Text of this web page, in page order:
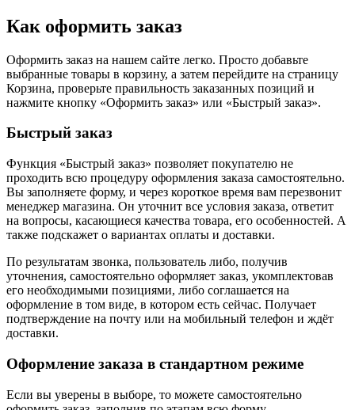
Как оформить заказ
Оформить заказ на нашем сайте легко. Просто добавьте
выбранные товары в корзину, а затем перейдите на страницу
Корзина, проверьте правильность заказанных позиций и
нажмите кнопку «Оформить заказ» или «Быстрый заказ».
Быстрый заказ
Функция «Быстрый заказ» позволяет покупателю не
проходить всю процедуру оформления заказа самостоятельно.
Вы заполняете форму, и через короткое время вам перезвонит
менеджер магазина. Он уточнит все условия заказа, ответит
на вопросы, касающиеся качества товара, его особенностей. А
также подскажет о вариантах оплаты и доставки.
По результатам звонка, пользователь либо, получив
уточнения, самостоятельно оформляет заказ, укомплектовав
его необходимыми позициями, либо соглашается на
оформление в том виде, в котором есть сейчас. Получает
подтверждение на почту или на мобильный телефон и ждёт
доставки.
Оформление заказа в стандартном режиме
Если вы уверены в выборе, то можете самостоятельно